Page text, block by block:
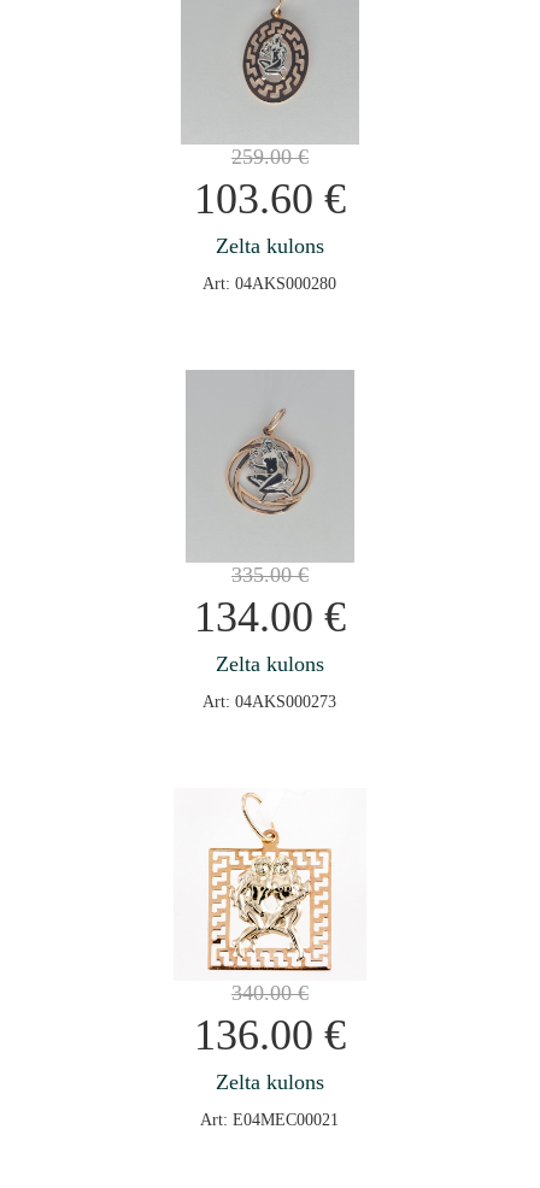
259.00€
103.60 €
Zelta kulons
Art: 04AKS000280
335.00€
134.00 €
Zelta kulons
Art: 04AKS000273
340.00€
136.00 €
Zelta kulons
Art: E04MEC00021